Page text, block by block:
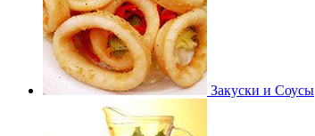
Закуски и Соусы